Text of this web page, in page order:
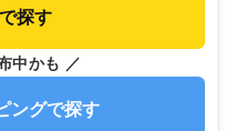
探す
中かも ／
ングで探す